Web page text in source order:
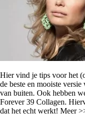
Hier vind je tips voor het
de beste en mooiste
van buiten. Ook hebben
Forever 39 Collagen.
dat het echt werkt! Meer